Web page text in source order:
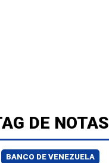
DE NOTAS
BANCO DE VENEZUELA